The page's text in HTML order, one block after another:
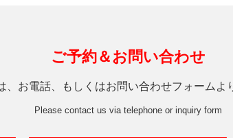
ご予約＆お問い合わせ
、お電話、もしくはお問い合わせフォームよ
Please contact us via telephone or inquiry form